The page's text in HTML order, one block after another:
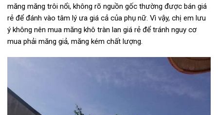
măng măng trôi nổi, không rõ nguồn gốc thường được bán giá
rẻ để đánh vào tâm lý ưa giá cả của phụ nữ. Vì vậy, chị em lưu
ý không nên mua măng khô tràn lan giá rẻ để tránh nguy cơ
mua phải măng giả, măng kém chất lượng.